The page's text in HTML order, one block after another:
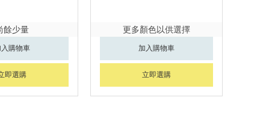
餘少量
購物車
即選購
更多顏色以供選擇
加入購物車
立即選購